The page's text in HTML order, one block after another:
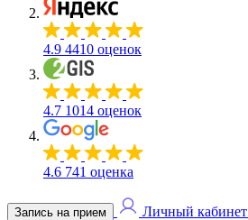
4.9 4410 оценок
4.7 1014 оценок
4.6 741 оценка
Запись на прием Личный кабинет